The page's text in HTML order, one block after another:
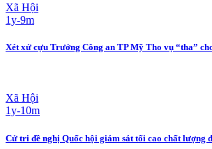
Xã Hội
1y-9m
Xét xử cựu Trưởng Công an TP Mỹ Tho vụ “tha”
Xã Hội
1y-10m
Cử tri đề nghị Quốc hội giám sát tối cao chất lượng